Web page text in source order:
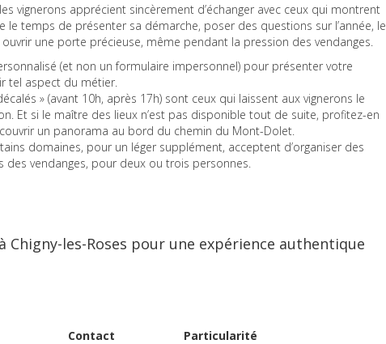
vignerons apprécient sincèrement d’échanger avec ceux qui montrent
le temps de présenter sa démarche, poser des questions sur l’année, le
une porte précieuse, même pendant la pression des vendanges.
(et non un formulaire impersonnel) pour présenter votre
tel aspect du métier.
» (avant 10h, après 17h) sont ceux qui laissent aux vignerons le
Et si le maître des lieux n’est pas disponible tout de suite, profitez-en
un panorama au bord du chemin du Mont-Dolet.
domaines, pour un léger supplément, acceptent d’organiser des
des vendanges, pour deux ou trois personnes.
Chigny-les-Roses pour une expérience authentique
Contact
Particularité